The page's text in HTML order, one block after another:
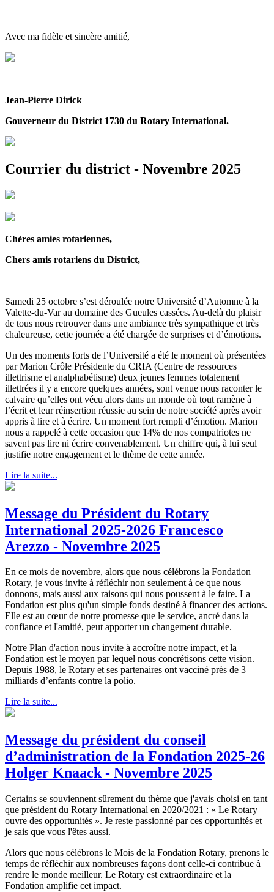
Avec ma fidèle et sincère amitié,
Jean-Pierre Dirick
Gouverneur du District 1730 du Rotary International.
Courrier du district - Novembre 2025
Chères amies rotariennes,
Chers amis rotariens du District,
Samedi 25 octobre s’est déroulée notre Université d’Automne à la
Valette-du-Var au domaine des Gueules cassées. Au-delà du plaisir
de tous nous retrouver dans une ambiance très sympathique et très
chaleureuse, cette journée a été chargée de surprises et d’émotions.
Un des moments forts de l’Université a été le moment où présentées
par Marion Crôle Présidente du CRIA (Centre de ressources
illettrisme et analphabétisme) deux jeunes femmes totalement
illettrées il y a encore quelques années, sont venue nous raconter le
calvaire qu’elles ont vécu alors dans un monde où tout ramène à
l’écrit et leur réinsertion réussie au sein de notre société après avoir
appris à lire et à écrire. Un moment fort rempli d’émotion. Marion
nous a rappelé à cette occasion que 14% de nos compatriotes ne
savent pas lire ni écrire convenablement. Un chiffre qui, à lui seul
justifie notre engagement et le thème de cette année.
Lire la suite...
Message du Président du Rotary
International 2025-2026 Francesco
Arezzo - Novembre 2025
En ce mois de novembre, alors que nous célébrons la Fondation
Rotary, je vous invite à réfléchir non seulement à ce que nous
donnons, mais aussi aux raisons qui nous poussent à le faire. La
Fondation est plus qu'un simple fonds destiné à financer des actions.
Elle est au cœur de notre promesse que le service, ancré dans la
confiance et l'amitié, peut apporter un changement durable.
Notre Plan d'action nous invite à accroître notre impact, et la
Fondation est le moyen par lequel nous concrétisons cette vision.
Depuis 1988, le Rotary et ses partenaires ont vacciné près de 3
milliards d’enfants contre la polio.
Lire la suite...
Message du président du conseil
d’administration de la Fondation 2025-26
Holger Knaack - Novembre 2025
Certains se souviennent sûrement du thème que j'avais choisi en tant
que président du Rotary International en 2020/2021 : « Le Rotary
ouvre des opportunités ». Je reste passionné par ces opportunités et
je sais que vous l'êtes aussi.
Alors que nous célébrons le Mois de la Fondation Rotary, prenons le
temps de réfléchir aux nombreuses façons dont celle-ci contribue à
rendre le monde meilleur. Le Rotary est extraordinaire et la
Fondation amplifie cet impact.